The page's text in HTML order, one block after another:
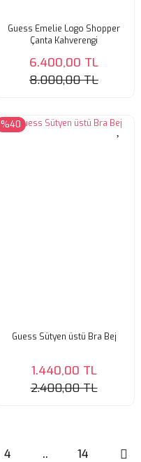
Guess Emelie Logo Shopper
Çanta Kahverengi
6.400,00 TL
8.000,00 TL
%40
Guess Sütyen üstü Bra Bej
1.440,00 TL
2.400,00 TL
4 .. 14